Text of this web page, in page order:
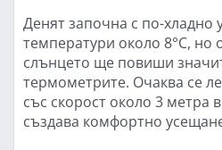
Денят започна с по-
температури около 8°C, но
слънцето ще повиши
термометрите. Очаква се
със скорост около 3 метра
създава комфортно